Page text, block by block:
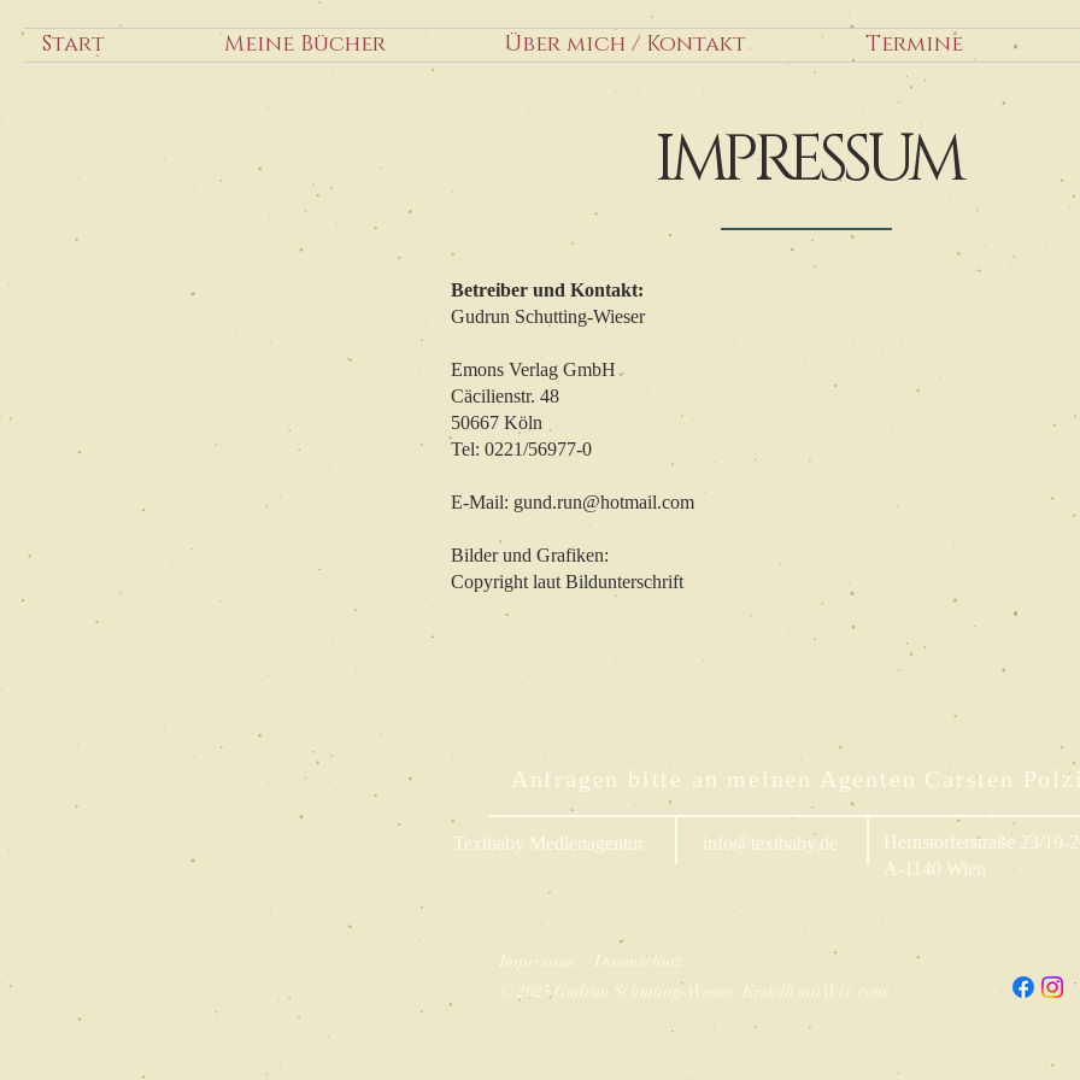
Start Meine Bücher Über mich / Kontakt Termine
IMPRESSUM
Betreiber und Kontakt:
Gudrun Schutting-Wieser
Emons Verlag GmbH
Cäcilienstr. 48
50667 Köln
Tel: 0221/56977-0
E-Mail: gund.run@hotmail.com
Bilder und Grafiken:
Copyright laut Bildunterschrift
Anfragen bitte an meinen Agenten Carsten
Textbaby Medienagentur info@textbaby.de
Hernstorferstraße 23/19-
A-1140 Wien
Impressum
Datenschutz
© 2025 Gudrun Schutting-Wieser. Erstellt mit Wix.com